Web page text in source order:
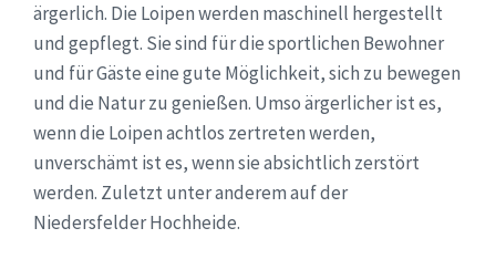
ärgerlich. Die Loipen werden maschinell hergestellt
und gepflegt. Sie sind für die sportlichen Bewohner
und für Gäste eine gute Möglichkeit, sich zu bewegen
und die Natur zu genießen. Umso ärgerlicher ist es,
wenn die Loipen achtlos zertreten werden,
unverschämt ist es, wenn sie absichtlich zerstört
werden. Zuletzt unter anderem auf der
Niedersfelder Hochheide.